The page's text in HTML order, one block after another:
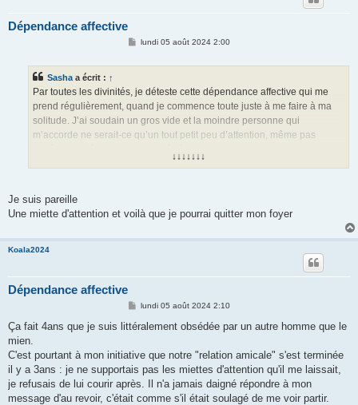
Dépendance affective
M
g
lundi 05 août 2024 2:00
Sasha a écrit : ↑
Par toutes les divinités, je déteste cette dépendance affective qui me
prend régulièrement, quand je commence toute juste à me faire à ma
solitude. J’ai soudain un gros vide et la moindre personne qui
m’accorde ne serait-ce qu’un tout petit peu d’attention, même pas
↓↓↓↓↓↓↓
Je suis pareille
Une miette d'attention et voilà que je pourrai quitter mon foyer
Koala2024
Dépendance affective
M
s
g
lundi 05 août 2024 2:10
Ça fait 4ans que je suis littéralement obsédée par un autre homme que le
mien.
C'est pourtant à mon initiative que notre "relation amicale" s'est terminée
il y a 3ans : je ne supportais pas les miettes d'attention qu'il me laissait,
je refusais de lui courir après. Il n'a jamais daigné répondre à mon
message d'au revoir, c'était comme s'il était soulagé de me voir partir.